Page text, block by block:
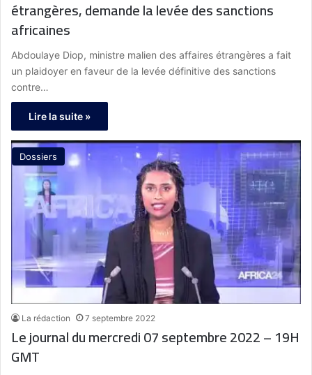
étrangères, demande la levée des sanctions
africaines
Abdoulaye Diop, ministre malien des affaires étrangères a fait
un plaidoyer en faveur de la levée définitive des sanctions
contre…
Lire la suite »
Dossiers
La rédaction 7 septembre 2022
Le journal du mercredi 07 septembre 2022 – 19H
GMT